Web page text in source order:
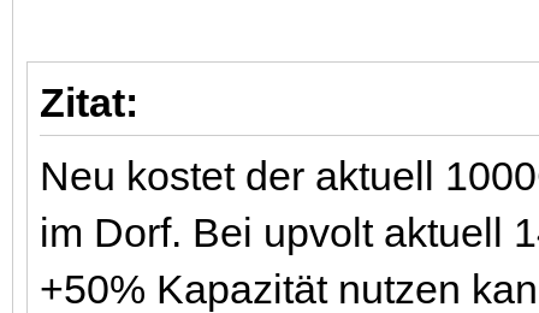
Zitat:
Neu kostet der aktuell
im Dorf. Bei upvolt aktuell
+50% Kapazität nutzen